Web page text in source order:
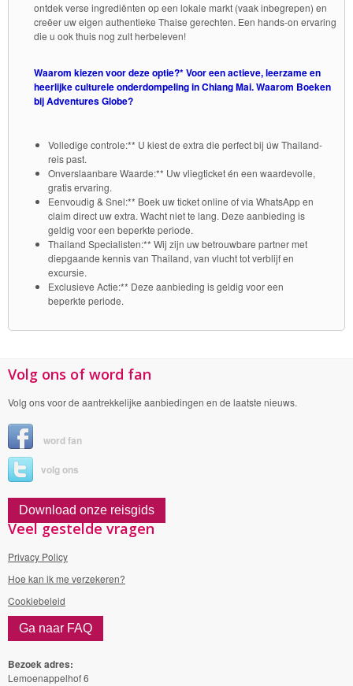
ontdek verse ingrediënten op een lokale markt (vaak inbegrepen) en
creëer uw eigen authentieke Thaise gerechten. Een hands-on ervaring
die u ook thuis nog zult herbeleven!
Waarom kiezen voor deze optie?* Voor een actieve, leerzame en
heerlijke culturele onderdompeling in Chiang Mai. Waarom Boeken
bij Adventures Globe?
Volledige controle:** U kiest de extra die perfect bij úw Thailand-
reis past.
Onverslaanbare Waarde:** Uw vliegticket én een waardevolle,
gratis ervaring.
Eenvoudig & Snel:** Boek uw ticket online of via WhatsApp en
claim direct uw extra. Wacht niet te lang. Deze aanbieding is
geldig voor een beperkte periode.
Thailand Specialisten:** Wij zijn uw betrouwbare partner met
diepgaande kennis van Thailand, van vlucht tot verblijf en
excursie.
Exclusieve Actie:** Deze aanbieding is geldig voor een
beperkte periode.
Volg ons of word fan
Volg ons voor de aantrekkelijke aanbiedingen en de laatste nieuws.
word fan
volg ons
Download onze reisgids
Veel gestelde vragen
Privacy Policy
Hoe kan ik me verzekeren?
Cookiebeleid
Ga naar FAQ
Bezoek adres:
Lemoenappelhof 6